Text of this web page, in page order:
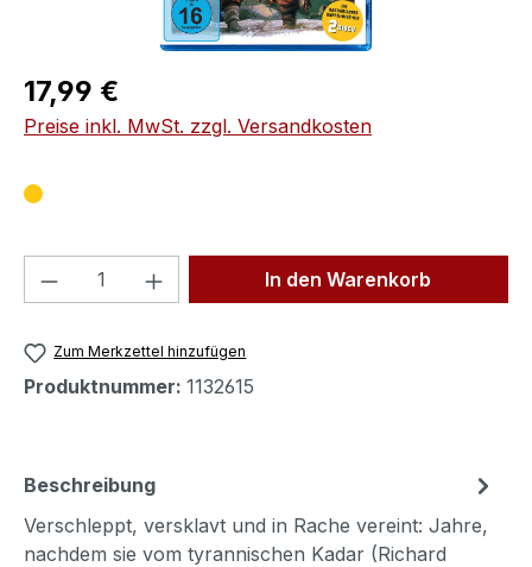
Regulärer Preis:
17,99 €
Preise inkl. MwSt. zzgl. Versandkosten
Produkt Anzahl: Gib denIn den Warenkorb
Zum Merkzettel hinzufügen
Produktnummer: 1132615
Beschreibung
Verschleppt, versklavt und in Rache vereint: Jahre,
nachdem sie vom tyrannischen Kadar (Richard